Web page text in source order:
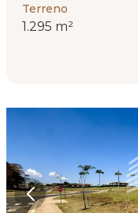
Terreno
1.295 m²